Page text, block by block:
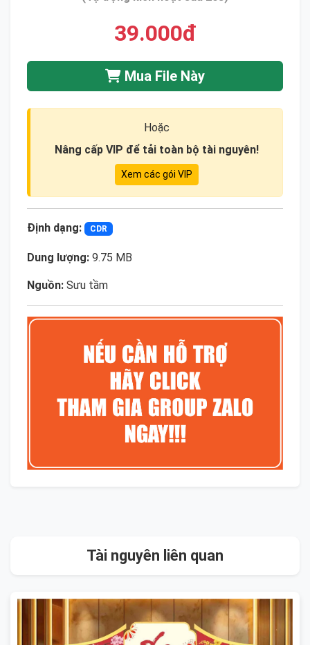
39.000đ
Mua File Này
Hoặc
Nâng cấp VIP để tải toàn bộ tài nguyên!
Xem các gói VIP
Định dạng: CDR
Dung lượng: 9.75 MB
Nguồn: Sưu tầm
Tài nguyên liên quan